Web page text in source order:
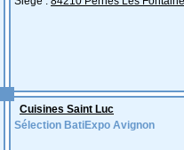
Cuisines Saint Luc
Sélection BatiExpo Avignon